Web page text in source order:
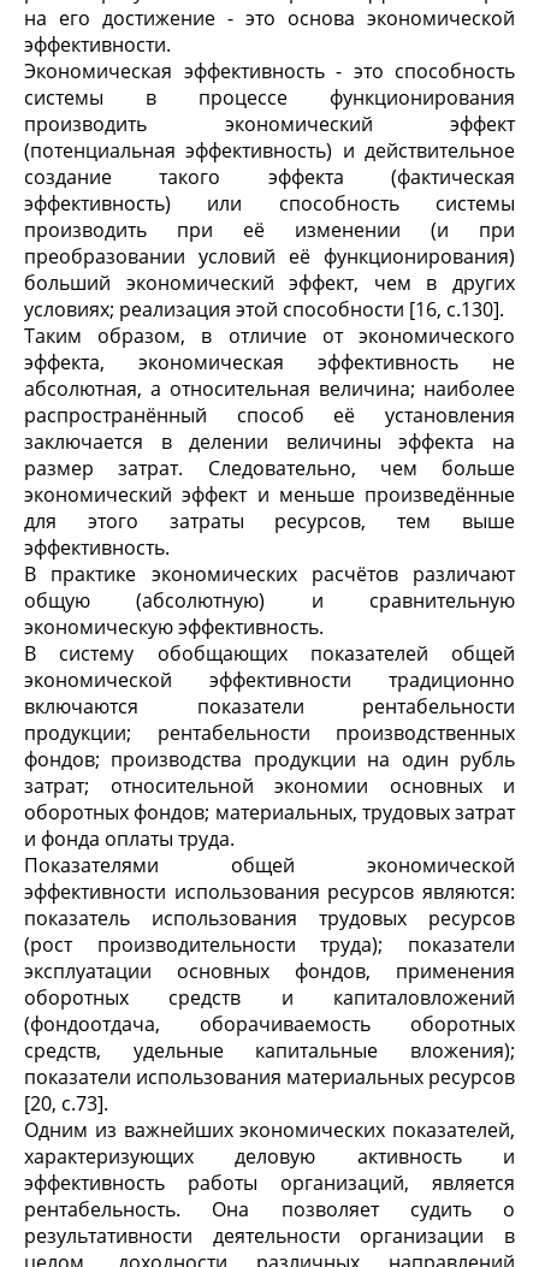
на его достижение - это основа экономической
эффективности.
Экономическая эффективность - это способность
системы в процессе функционирования
производить экономический эффект
(потенциальная эффективность) и действительное
создание такого эффекта (фактическая
эффективность) или способность системы
производить при её изменении (и при
преобразовании условий её функционирования)
больший экономический эффект, чем в других
условиях; реализация этой способности [16, с.130].
Таким образом, в отличие от экономического
эффекта, экономическая эффективность не
абсолютная, а относительная величина; наиболее
распространённый способ её установления
заключается в делении величины эффекта на
размер затрат. Следовательно, чем больше
экономический эффект и меньше произведённые
для этого затраты ресурсов, тем выше
эффективность.
В практике экономических расчётов различают
общую (абсолютную) и сравнительную
экономическую эффективность.
В систему обобщающих показателей общей
экономической эффективности традиционно
включаются показатели рентабельности
продукции; рентабельности производственных
фондов; производства продукции на один рубль
затрат; относительной экономии основных и
оборотных фондов; материальных, трудовых затрат
и фонда оплаты труда.
Показателями общей экономической
эффективности использования ресурсов являются:
показатель использования трудовых ресурсов
(рост производительности труда); показатели
эксплуатации основных фондов, применения
оборотных средств и капиталовложений
(фондоотдача, оборачиваемость оборотных
средств, удельные капитальные вложения);
показатели использования материальных ресурсов
[20, с.73].
Одним из важнейших экономических показателей,
характеризующих деловую активность и
эффективность работы организаций, является
рентабельность. Она позволяет судить о
результативности деятельности организации в